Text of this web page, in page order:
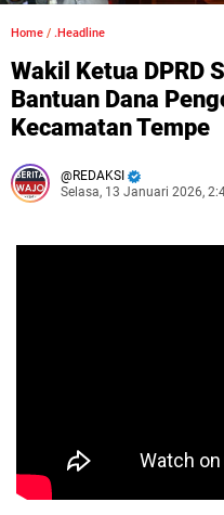
Home / .Headline
Wakil Ketua DPRD
Bantuan Dana
Kecamatan Tempe
REDAKSI
Selasa, 13 Januari 2026,